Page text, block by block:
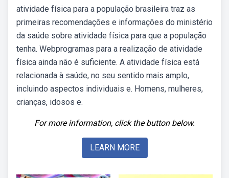
atividade física para a população brasileira traz as
primeiras recomendações e informações do ministério
da saúde sobre atividade física para que a população
tenha. Webprogramas para a realização de atividade
física ainda não é suficiente. A atividade física está
relacionada à saúde, no seu sentido mais amplo,
incluindo aspectos individuais e. Homens, mulheres,
crianças, idosos e.
For more information, click the button below.
LEARN MORE